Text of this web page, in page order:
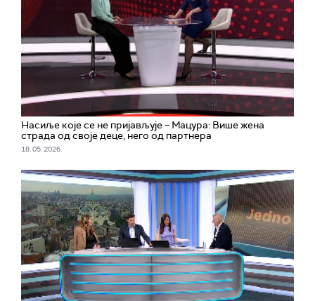
Насиље које се не пријављује – Мацура: Више жена
страда од своје деце, него од партнера
18. 05. 2026.